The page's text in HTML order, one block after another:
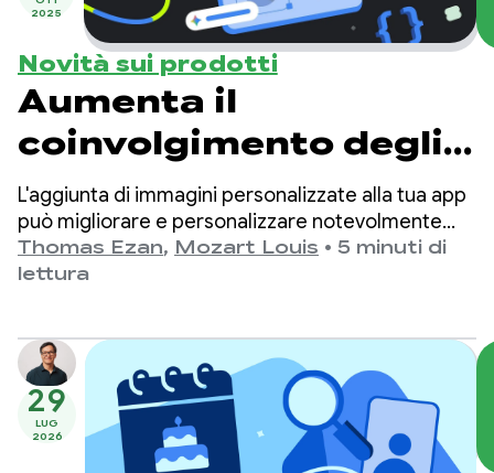
2025
Novità sui prodotti
Aumenta il
coinvolgimento degli
utenti con la
generazione di
immagini AI
L'aggiunta di immagini personalizzate alla tua app
può migliorare e personalizzare notevolmente
l'esperienza utente e aumentare il coinvolgimento
degli utenti.
Thomas Ezan, Mozart Louis • 5 minuti di
lettura
29
LUG
2026